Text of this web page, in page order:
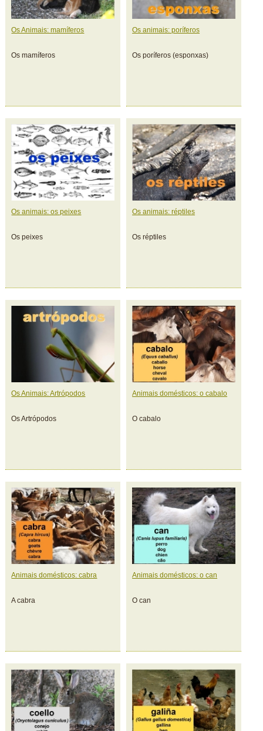
Os Animais: mamíferos
Os mamíferos
Os animais: poríferos
Os poríferos (esponxas)
Os animais: os peixes
Os peixes
Os animais: réptiles
Os réptiles
Os Animais: Artrópodos
Os Artrópodos
Animais domésticos: o cabalo
O cabalo
Animais domésticos: cabra
A cabra
Animais domésticos: o can
O can